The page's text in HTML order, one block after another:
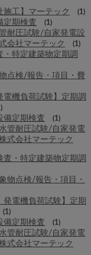
施工】マーテック (1)
期検査 (1)
耐圧試験/自家発電設
会社マーテック
(1)
特定建築物定期調
点検/報告・項目・費
機負荷試験】定期調
定期検査 (1)
管耐圧試験/自家発電
式会社マーテック
・特定建築物定期調
物点検/報告・項目・
電機負荷試験】定期
(1)
定期検査 (1)
管耐圧試験/自家発電
式会社マーテック